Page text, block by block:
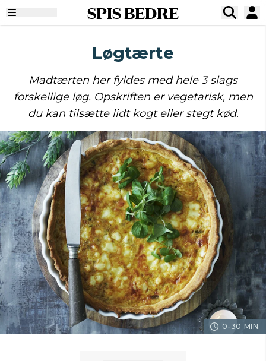
SPIS BEDRE
Løgtærte
Madtærten her fyldes med hele 3 slags
forskellige løg. Opskriften er vegetarisk, men
du kan tilsætte lidt kogt eller stegt kød.
0-30 MIN.